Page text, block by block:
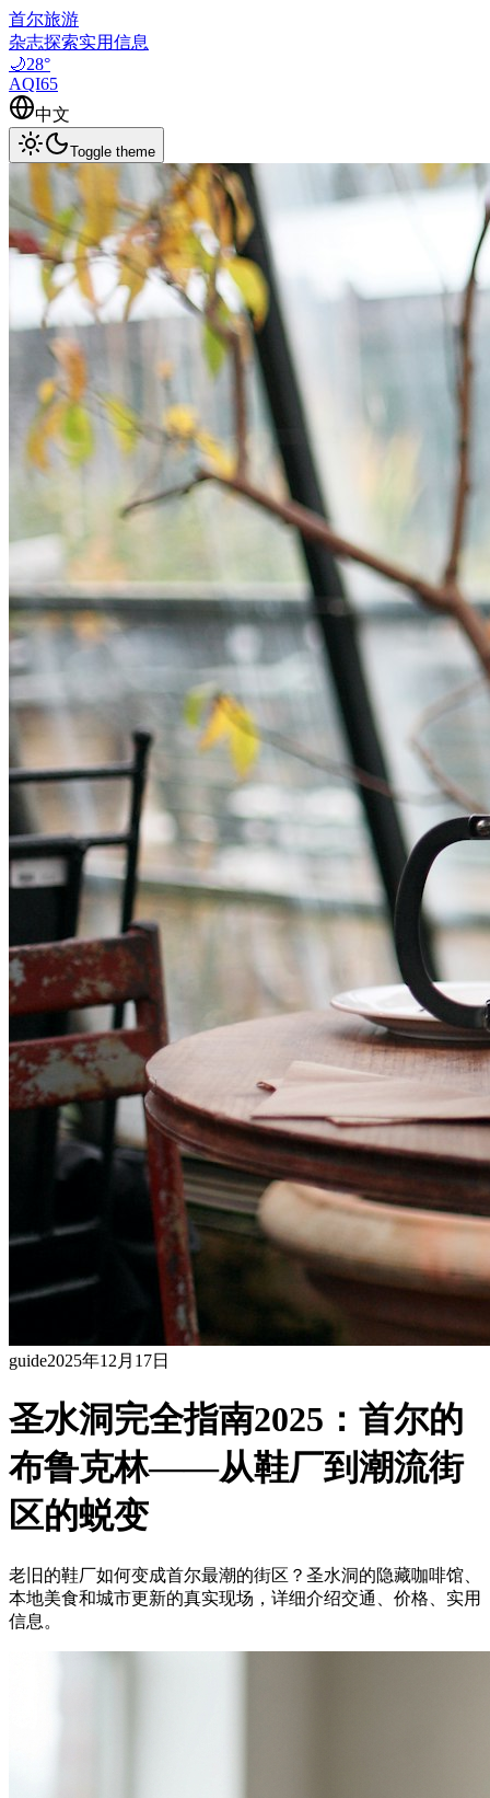
首尔旅游
杂志探索实用信息
🌙28°
AQI65
中文
Toggle theme
guide2025年12月17日
圣水洞完全指南2025：首尔的
布鲁克林——从鞋厂到潮流街
区的蜕变
老旧的鞋厂如何变成首尔最潮的街区？圣水洞的隐藏咖啡馆、
本地美食和城市更新的真实现场，详细介绍交通、价格、实用
信息。